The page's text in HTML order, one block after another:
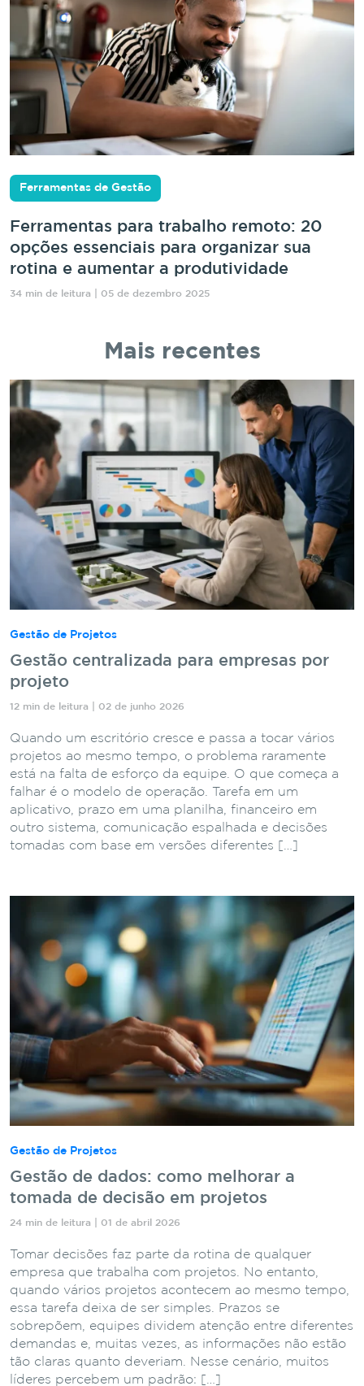
Ferramentas de Gestão
Ferramentas para trabalho remoto: 20
opções essenciais para organizar sua
rotina e aumentar a produtividade
34 min de leitura | 05 de dezembro 2025
Mais recentes
Gestão de Projetos
Gestão centralizada para empresas por
projeto
12 min de leitura | 02 de junho 2026
Quando um escritório cresce e passa a tocar vários
projetos ao mesmo tempo, o problema raramente
está na falta de esforço da equipe. O que começa a
falhar é o modelo de operação. Tarefa em um
aplicativo, prazo em uma planilha, financeiro em
outro sistema, comunicação espalhada e decisões
tomadas com base em versões diferentes […]
Gestão de Projetos
Gestão de dados: como melhorar a
tomada de decisão em projetos
24 min de leitura | 01 de abril 2026
Tomar decisões faz parte da rotina de qualquer
empresa que trabalha com projetos. No entanto,
quando vários projetos acontecem ao mesmo tempo,
essa tarefa deixa de ser simples. Prazos se
sobrepõem, equipes dividem atenção entre diferentes
demandas e, muitas vezes, as informações não estão
tão claras quanto deveriam. Nesse cenário, muitos
líderes percebem um padrão: […]